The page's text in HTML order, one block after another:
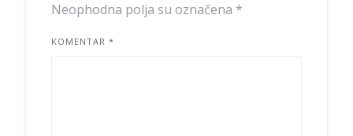
Neophodna polja su označena *
KOMENTAR *